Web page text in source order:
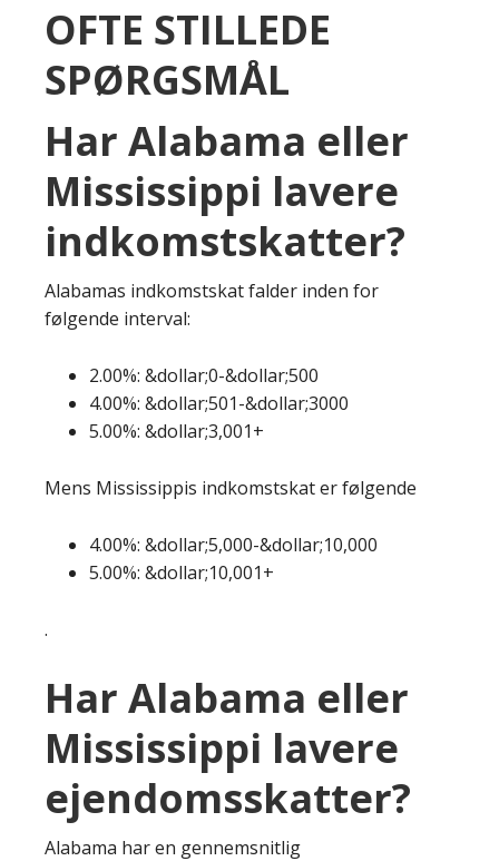
OFTE STILLEDE
SPØRGSMÅL
Har Alabama eller
Mississippi lavere
indkomstskatter?
Alabamas indkomstskat falder inden for
følgende interval:
2.00%: &dollar;0-&dollar;500
4.00%: &dollar;501-&dollar;3000
5.00%: &dollar;3,001+
Mens Mississippis indkomstskat er følgende
4.00%: &dollar;5,000-&dollar;10,000
5.00%: &dollar;10,001+
.
Har Alabama eller
Mississippi lavere
ejendomsskatter?
Alabama har en gennemsnitlig